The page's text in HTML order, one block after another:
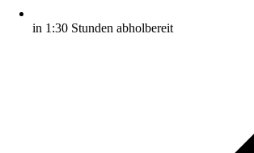
in 1:30 Stunden abholbereit